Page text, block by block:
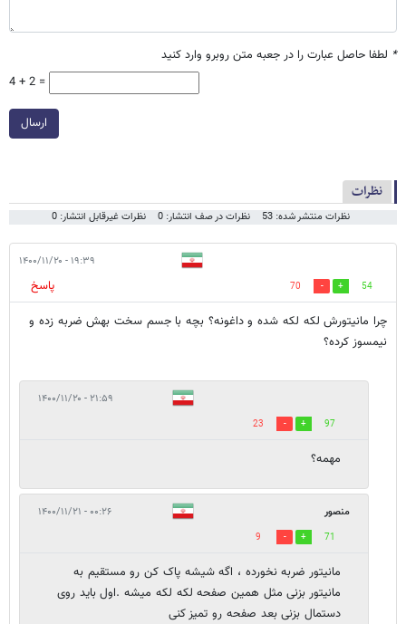
* لطفا حاصل عبارت را در جعبه متن روبرو وارد کنید
4 + 2 =
ارسال
نظرات
نظرات منتشر شده: 53 نظرات در صف انتشار: 0 نظرات غیرقابل انتشار: 0
۱۹:۳۹ - ۱۴۰۰/۱۱/۲۰
54
70
پاسخ
چرا مانیتورش لکه لکه شده و داغونه؟ بچه با جسم سخت بهش ضربه زده و
نیمسوز کرده؟
۲۱:۵۹ - ۱۴۰۰/۱۱/۲۰
97
23
مهمه؟
منصور ۰۰:۲۶ - ۱۴۰۰/۱۱/۲۱
71
9
مانیتور ضربه نخورده ، اگه شیشه پاک کن رو مستقیم به
مانیتور بزنی مثل همین صفحه لکه لکه میشه .اول باید روی
دستمال بزنی بعد صفحه رو تمیز کنی